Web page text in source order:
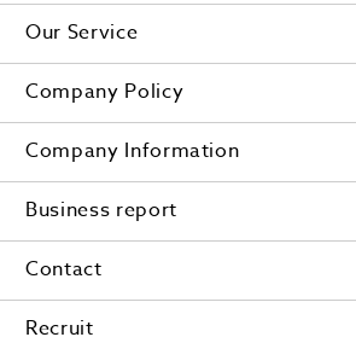
Our Service
Company Policy
Company Information
Business report
Contact
Recruit